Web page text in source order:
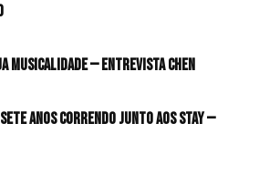
musicalidade — Entrevista CHEN
anos correndo junto aos STAY —